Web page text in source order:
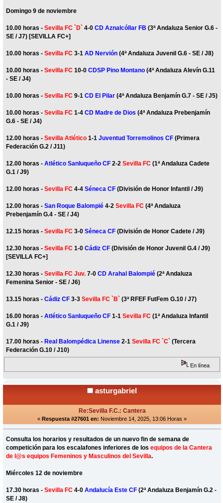
Domingo 9 de noviembre
10.00 horas -Sevilla FC `D` 4-0CD Aznalcóllar FB (3ª Andaluza Senior G.6 -
SE / J7) [SEVILLA FC+]
10.00 horas -Sevilla FC3-1AD Nervión (4ª Andaluza Juvenil G.6 - SE / J8)
10.00 horas -Sevilla FC 10-0 CDSP Pino Montano(4ª Andaluza Alevín G.11
- SE / J4)
10.00 horas -Sevilla FC9-1 CD El Pilar (4ª Andaluza Benjamín G.7 - SE / J5)
10.00 horas -Sevilla FC 1-4CD Madre de Dios(4ª Andaluza Prebenjamín
G.6 - SE / J4)
12.00 horas -Sevilla Atlético 1-1Juventud Torremolinos CF (Primera
Federación G.2 / J11)
12.00 horas -Atlético Sanluqueño CF 2-2Sevilla FC (1ª Andaluza Cadete
G.1 / J9)
12.00 horas -Sevilla FC 4-4Séneca CF(División de Honor Infantil / J9)
12.00 horas -San Roque Balompié4-2Sevilla FC(4ª Andaluza
Prebenjamín G.4 - SE / J4)
12.15 horas -Sevilla FC3-0Séneca CF(División de Honor Cadete / J9)
12.30 horas -Sevilla FC 1-0Cádiz CF (División de Honor Juvenil G.4 / J9)
[SEVILLA FC+]
12.30 horas -Sevilla FC Juv. 7-0CD Arahal Balompié (2ª Andaluza
Femenina Senior - SE / J6)
13.15 horas -Cádiz CF3-3Sevilla FC `B` (3ª RFEF FutFem G.10 / J7)
16.00 horas - Atlético Sanluqueño CF 1-1Sevilla FC (1ª Andaluza Infantil
G.1 / J9)
17.00 horas - Real Balompédica Linense 2-1Sevilla FC `C` (Tercera
Federación G.10 / J10)
En línea
asturgabriel
Re:Sevilla F.C.: Cantera
« Respuesta #27601 en: Noviembre 14, 2025, 13:06 Horas »
Consulta los horarios y resultados de un nuevo fin de semana de
competición para los escalafones inferiores de losequipos de la Cantera
de l@s equipos Femeninos y Masculinos del Sevilla.
Miércoles 12 de noviembre
17.30 horas -Sevilla FC 4-0 Andalucía Este CF (2ª Andaluza Benjamín G.2 -
SE / J8)